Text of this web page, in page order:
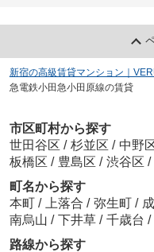
新宿の高級賃貸マンション｜
急電鉄小田急小田原線の賃貸
市区町村から探す
世田谷区 / 杉並区 / 中野
板橋区 / 豊島区 / 渋谷区 /
町名から探す
本町 / 上落合 / 弥生町 /
南烏山 / 下井草 / 千歳台 /
路線から探す